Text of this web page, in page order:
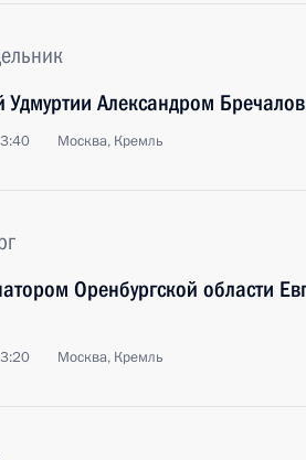
Удмуртии Александром
Москва, Кремль
Оренбургской области
Москва, Кремль